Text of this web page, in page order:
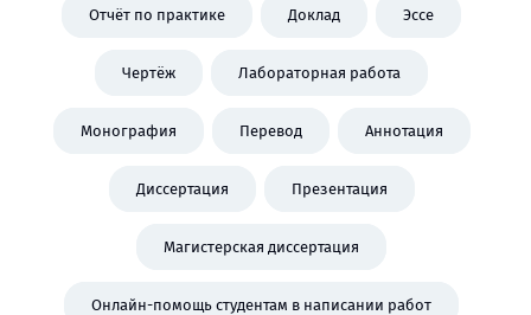
Отчёт по практике Доклад Эссе
Чертёж Лабораторная работа
Монография Перевод Аннотация
Диссертация Презентация
Магистерская диссертация
Онлайн-помощь студентам в написании работ